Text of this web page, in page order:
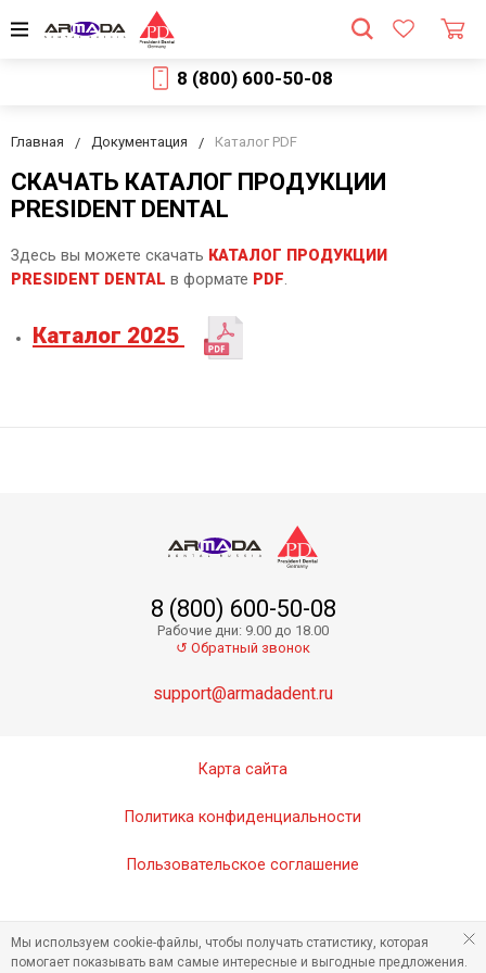
8 (800) 600-50-08
Главная Документация Каталог PDF
СКАЧАТЬ КАТАЛОГ ПРОДУКЦИИ
PRESIDENT DENTAL
Здесь вы можете скачать КАТАЛОГ ПРОДУКЦИИ
PRESIDENT DENTAL в формате PDF.
Каталог 2025
8 (800) 600-50-08
Рабочие дни: 9.00 до 18.00
↺ Обратный звонок
support@armadadent.ru
Карта сайта
Политика конфиденциальности
Пользовательское соглашение
Мы используем cookie-файлы, чтобы получать статистику, которая
помогает показывать вам самые интересные и выгодные предложения.